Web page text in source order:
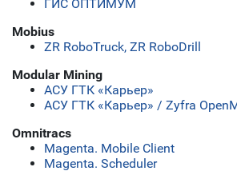
ГИС ОПТИМУМ
Mobius
ZR RoboTruck, ZR RoboDrill
Modular Mining
АСУ ГТК «Карьер»
АСУ ГТК «Карьер» / Zyfra
Omnitracs
Magenta. Mobile Client
Magenta. Scheduler